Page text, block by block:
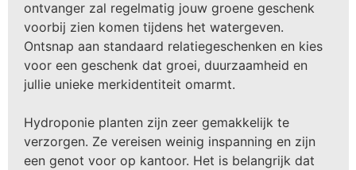
ontvanger zal regelmatig jouw groene geschenk
voorbij zien komen tijdens het watergeven.
Ontsnap aan standaard relatiegeschenken en kies
voor een geschenk dat groei, duurzaamheid en
jullie unieke merkidentiteit omarmt.
Hydroponie planten zijn zeer gemakkelijk te
verzorgen. Ze vereisen weinig inspanning en zijn
een genot voor op kantoor. Het is belangrijk dat